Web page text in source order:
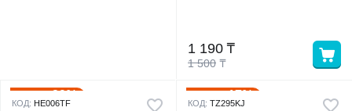
1 500 ₸
1 190 ₸
29%
КОД: HE006TF
17%
КОД: TZ295KJ